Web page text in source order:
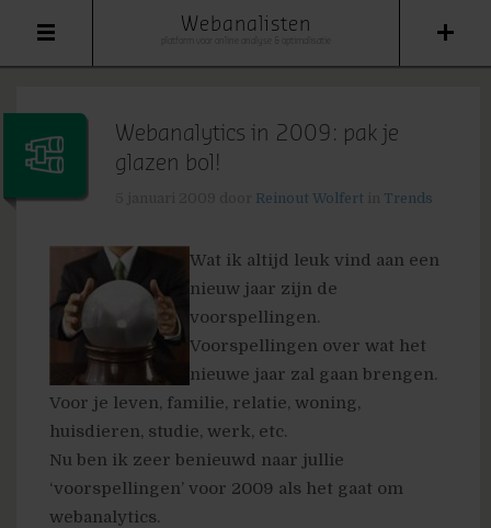
Webanalisten
Webanalytics in 2009: pak je
glazen bol!
Reinout Wolfert Trends
Wat ik altijd leuk vind aan een
nieuw jaar zijn de
voorspellingen.
Voorspellingen over wat het
nieuwe jaar zal gaan brengen.
Voor je leven, familie, relatie, woning,
huisdieren, studie, werk, etc.
Nu ben ik zeer benieuwd naar jullie
‘voorspellingen’ voor 2009 als het gaat om
webanalytics.